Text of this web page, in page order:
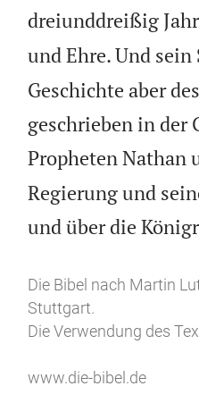
dreiunddreißig
und Ehre. Und
Geschichte aber
geschrieben in der
Propheten Nathan
Regierung und
und über die
Die Bibel nach Martin
Stuttgart.
Die Verwendung des
www.die-bibel.de